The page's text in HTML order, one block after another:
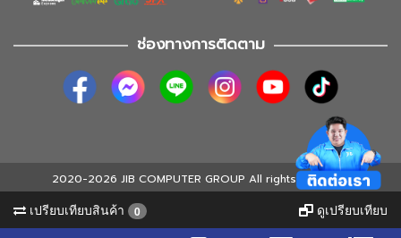
ช่องทางการติดตาม
2020-2026 JIB COMPUTER GROUP All rights reserved
เปรียบเทียบสินค้า 0 ดูเปรียบเทียบ